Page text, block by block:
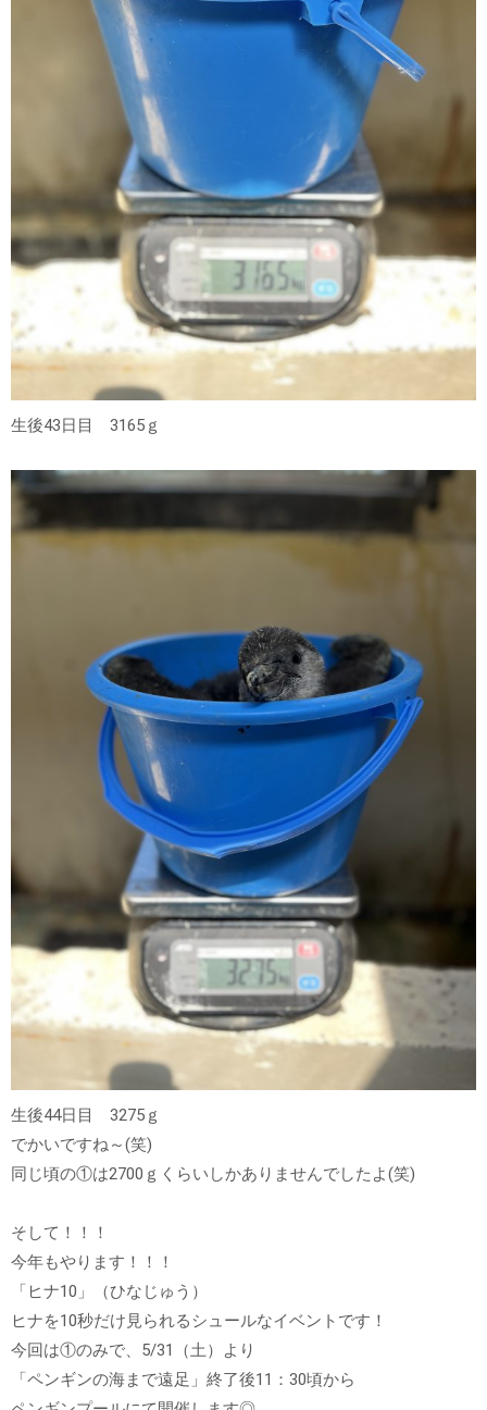
生後43日目 3165ｇ
生後44日目 3275ｇ
でかいですね～(笑)
同じ頃の①は2700ｇくらいしかありませんでしたよ(笑)
そして！！！
今年もやります！！！
「ヒナ10」（ひなじゅう）
ヒナを10秒だけ見られるシュールなイベントです！
今回は①のみで、5/31（土）より
「ペンギンの海まで遠足」終了後11：30頃から